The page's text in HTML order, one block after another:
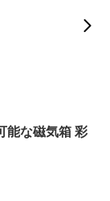
能な磁気箱 彩